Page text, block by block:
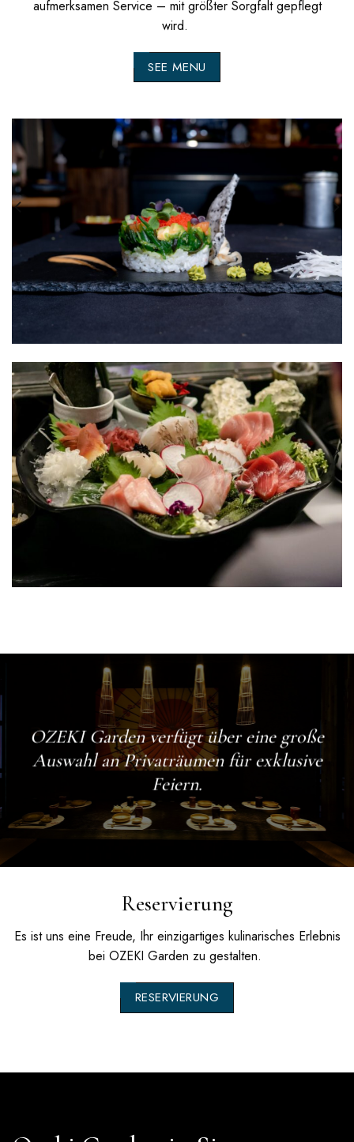
aufmerksamen Service – mit größter Sorgfalt gepflegt
wird.
SEE MENU
OZEKI Gardenverfügt über eine große
Auswahl an Privaträumen für exklusive
Feiern.
Reservierung
Es ist uns eine Freude, Ihr einzigartiges kulinarisches Erlebnis
bei OZEKI Garden zu gestalten.
RESERVIERUNG